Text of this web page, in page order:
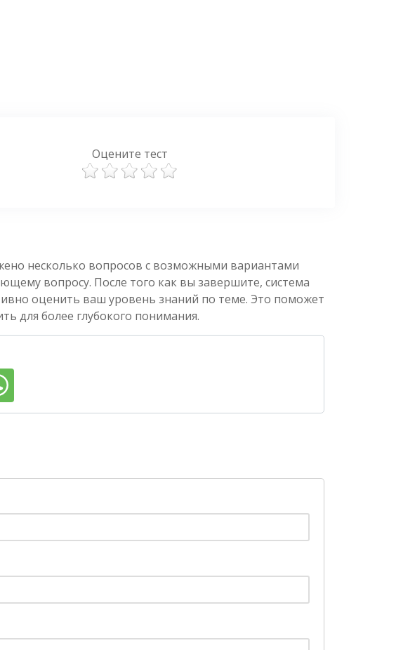
Оцените тест
несколько вопросов с возможными вариантами
вопросу. После того как вы завершите, система
оценить ваш уровень знаний по теме. Это поможет
для более глубокого понимания.